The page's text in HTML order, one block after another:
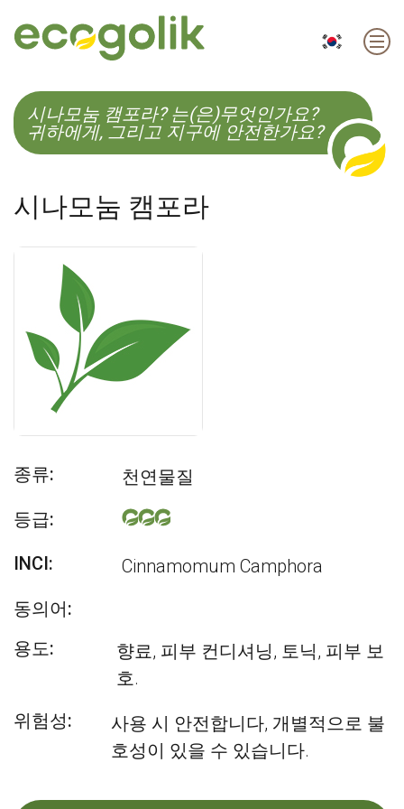
EN ES CS KO
시나모눔 캠포라? 는(은)무엇인가요?
귀하에게, 그리고 지구에 안전한가요?
시나모눔 캠포라
종류:
천연물질
등급:
INCI:
Cinnamomum Camphora
동의어:
용도:
향료, 피부 컨디셔닝, 토닉, 피부 보
호.
위험성:
사용 시 안전합니다, 개별적으로 불
호성이 있을 수 있습니다.